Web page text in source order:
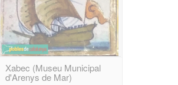
Xabec (Museu Municipal
d'Arenys de Mar)